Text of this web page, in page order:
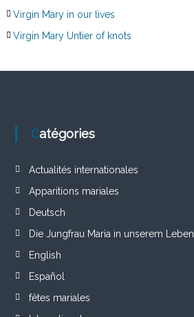
Virgin Mary in our lives
Virgin Mary Untier of knots
Catégories
Actualités internationales
Apparitions mariales
Deutsch
Die Jungfrau Maria in unserem Leben
English
Español
fêtes mariales